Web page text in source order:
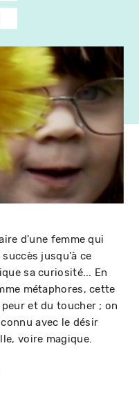
d'une femme qui
jusqu'à ce
sa curiosité... En
métaphores, cette
et du toucher ; on
avec le désir
voire magique.